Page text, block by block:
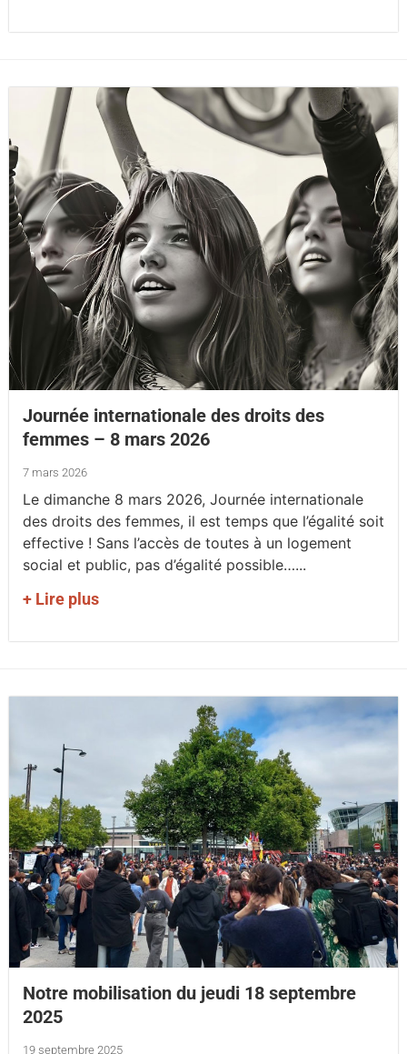
Journée internationale des droits des
femmes – 8 mars 2026
7 mars 2026
Le dimanche 8 mars 2026, Journée internationale
des droits des femmes, il est temps que l’égalité soit
effective ! Sans l’accès de toutes à un logement
social et public, pas d’égalité possible…...
+ Lire plus
Notre mobilisation du jeudi 18 septembre
2025
19 septembre 2025